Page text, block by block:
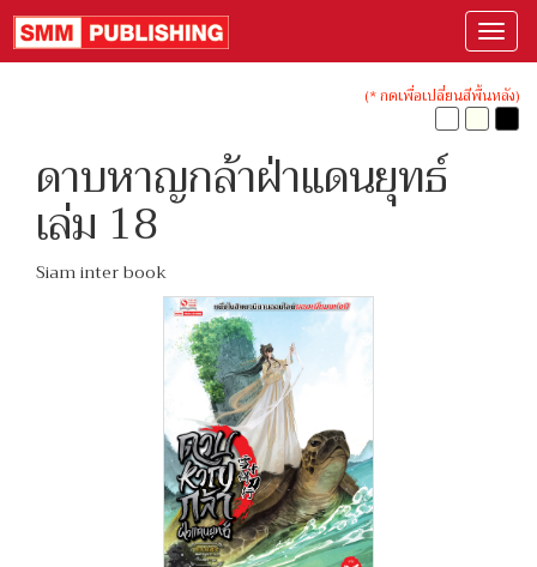
(* กดเพื่อเปลี่ยนสีพื้นหลัง)
ดาบหาญกล้าฝ่าแดนยุทธ์
เล่ม 18
Siam inter book